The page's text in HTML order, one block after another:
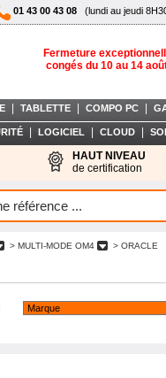
01 43 00 43 08 (lundi au jeudi
Fermeture
congés du 10 au 14
TABLETTE COMPO PC
LOGICIEL CLOUD
HAUT NIVEAU
de certification
> MULTI-MODE OM4 > ORACLE